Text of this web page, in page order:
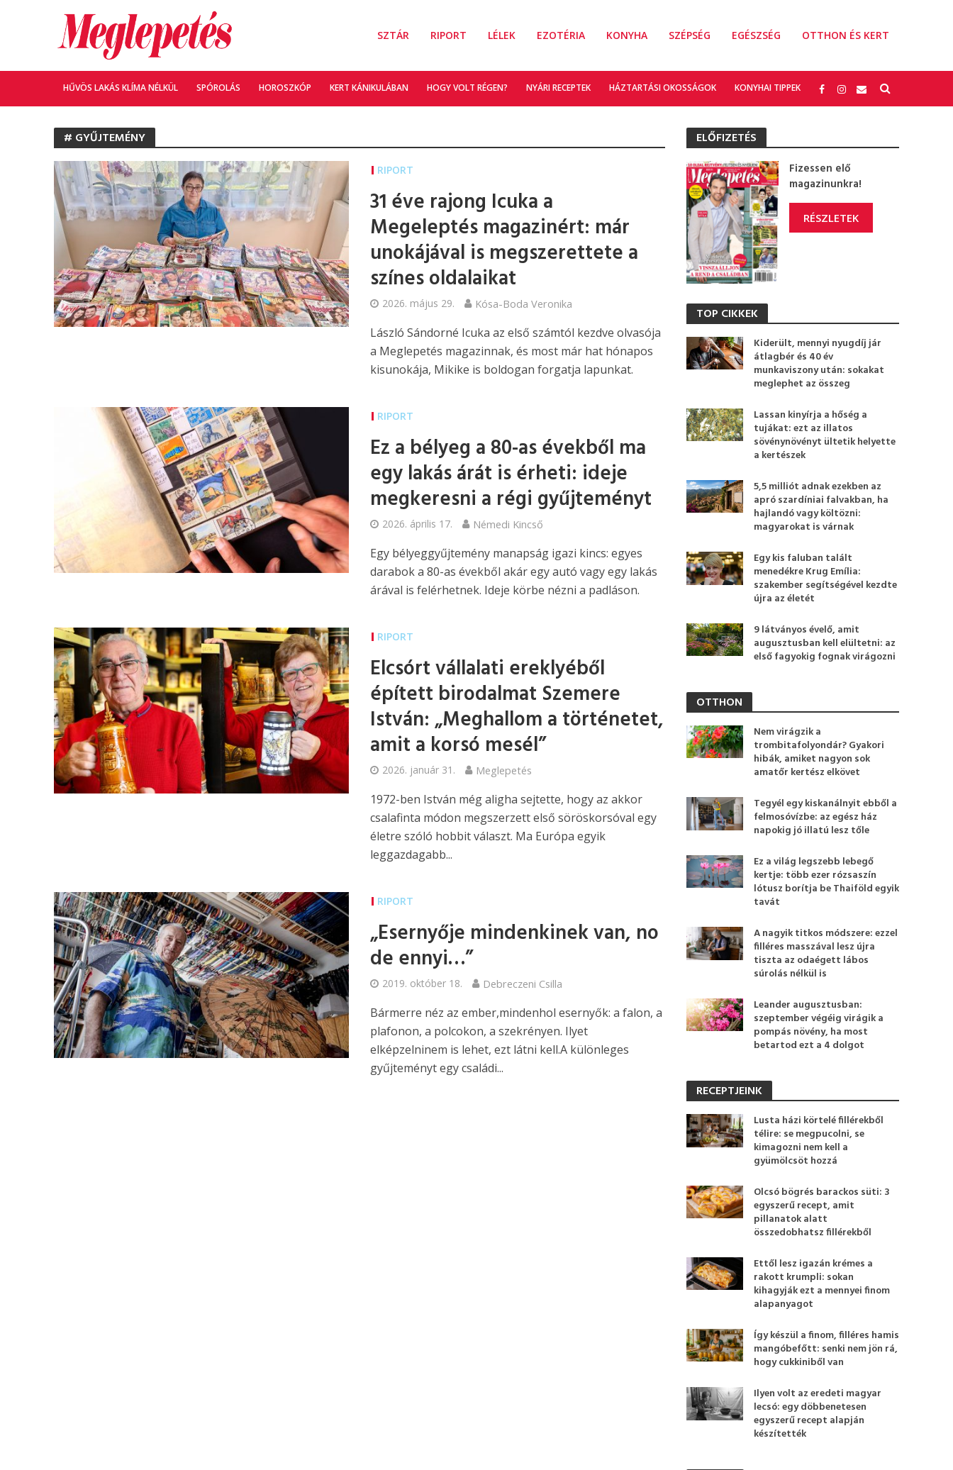
SZTÁR RIPORT LÉLEK EZOTÉRIA KONYHA SZÉPSÉG EGÉSZSÉG OTTHON ÉS KERT
HŰVÖS LAKÁS KLÍMA NÉLKÜL SPÓROLÁS HOROSZKÓP KERT KÁNIKULÁBAN HOGY VOLT RÉGEN? NYÁRI RECEPTEK HÁZTARTÁSI OKOSSÁGOK KONYHAI TIPPEK
# GYŰJTEMÉNY
RIPORT
31 éve rajong Icuka a
Megeleptés magazinért: már
unokájával is megszerettete a
színes oldalaikat
2026. május 29. Kósa-Boda Veronika
László Sándorné Icuka az első számtól kezdve olvasója
a Meglepetés magazinnak, és most már hat hónapos
kisunokája, Mikike is boldogan forgatja lapunkat.
RIPORT
Ez a bélyeg a 80-as évekből ma
egy lakás árát is érheti: ideje
megkeresni a régi gyűjteményt
2026. április 17. Némedi Kincső
Egy bélyeggyűjtemény manapság igazi kincs: egyes
darabok a 80-as évekből akár egy autó vagy egy lakás
árával is felérhetnek. Ideje körbe nézni a padláson.
RIPORT
Elcsórt vállalati ereklyéből
épített birodalmat Szemere
István: „Meghallom a történetet,
amit a korsó mesél”
2026. január 31. Meglepetés
1972-ben István még aligha sejtette, hogy az akkor
csalafinta módon megszerzett első söröskorsóval egy
életre szóló hobbit választ. Ma Európa egyik
leggazdagabb...
RIPORT
„Esernyője mindenkinek van, no
de ennyi…”
2019. október 18. Debreczeni Csilla
Bármerre néz az ember,mindenhol esernyők: a falon, a
plafonon, a polcokon, a szekrényen. Ilyet
elképzelninem is lehet, ezt látni kell.A különleges
gyűjteményt egy családi...
ELŐFIZETÉS
Fizessen elő
magazinunkra!
RÉSZLETEK
TOP CIKKEK
Kiderült, mennyi nyugdíj jár
átlagbér és 40 év
munkaviszony után: sokakat
meglephet az összeg
Lassan kinyírja a hőség a
tujákat: ezt az illatos
sövénynövényt ültetik helyette
a kertészek
5,5 milliót adnak ezekben az
apró szardíniai falvakban, ha
hajlandó vagy költözni:
magyarokat is várnak
Egy kis faluban talált
menedékre Krug Emília:
szakember segítségével kezdte
újra az életét
9 látványos évelő, amit
augusztusban kell elültetni: az
első fagyokig fognak virágozni
OTTHON
Nem virágzik a
trombitafolyondár? Gyakori
hibák, amiket nagyon sok
amatőr kertész elkövet
Tegyél egy kiskanálnyit ebből a
felmosóvízbe: az egész ház
napokig jó illatú lesz tőle
Ez a világ legszebb lebegő
kertje: több ezer rózsaszín
lótusz borítja be Thaiföld egyik
tavát
A nagyik titkos módszere: ezzel
filléres masszával lesz újra
tiszta az odaégett lábos
súrolás nélkül is
Leander augusztusban:
szeptember végéig virágik a
pompás növény, ha most
betartod ezt a 4 dolgot
RECEPTJEINK
Lusta házi körtelé fillérekből
télire: se megpucolni, se
kimagozni nem kell a
gyümölcsöt hozzá
Olcsó bögrés barackos süti: 3
egyszerű recept, amit
pillanatok alatt
összedobhatsz fillérekből
Ettől lesz igazán krémes a
rakott krumpli: sokan
kihagyják ezt a mennyei finom
alapanyagot
Így készül a finom, filléres hamis
mangóbefőtt: senki nem jön rá,
hogy cukkiniből van
Ilyen volt az eredeti magyar
lecsó: egy döbbenetesen
egyszerű recept alapján
készítették